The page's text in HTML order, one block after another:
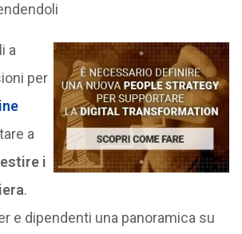
a
per
a
i
.
e dipendenti una panoramica su